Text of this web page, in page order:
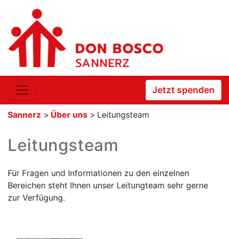
Jetzt spenden
Sannerz > Über uns > Leitungsteam
Leitungsteam
Für Fragen und Informationen zu den einzelnen
Bereichen steht Ihnen unser Leitungteam sehr gerne
zur Verfügung.